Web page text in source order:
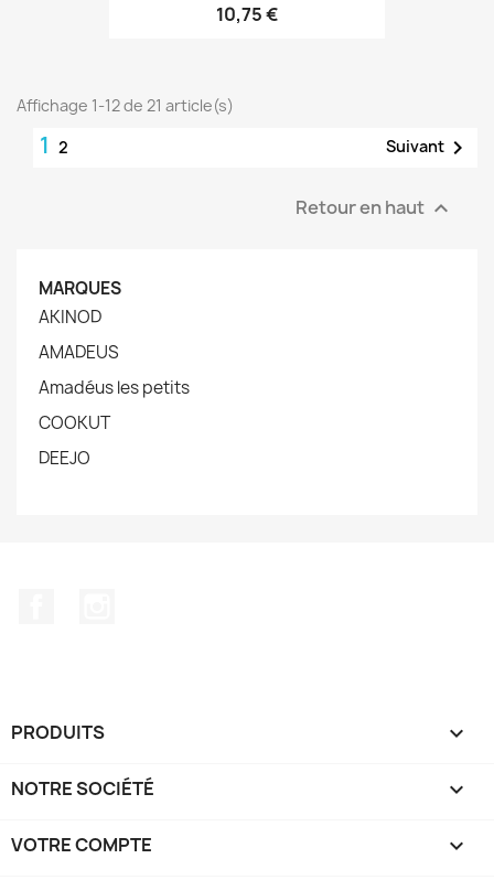
10,75 €
Affichage 1-12 de 21 article(s)
1 2 Suivant 
Retour en haut 
MARQUES
AKINOD
AMADEUS
Amadéus les petits
COOKUT
DEEJO
PRODUITS 
NOTRE SOCIÉTÉ 
VOTRE COMPTE 